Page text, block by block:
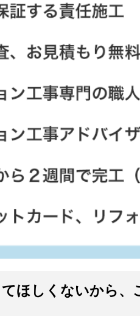
ほしくないから、